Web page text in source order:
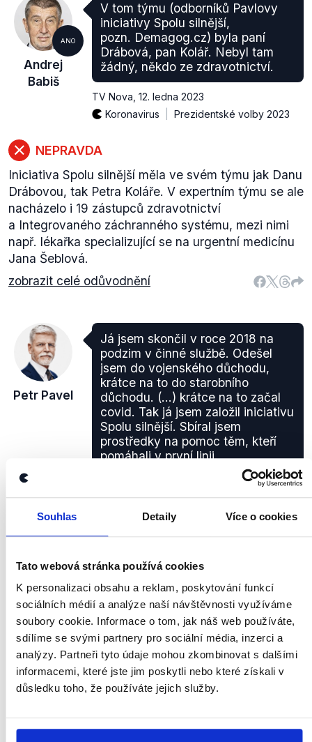
Souhlas Detaily Více o cookies
Tato webová stránka používá cookies
K personalizaci obsahu a reklam, poskytování funkcí
sociálních médií a analýze naší návštěvnosti využíváme
soubory cookie. Informace o tom, jak náš web používáte,
sdílíme se svými partnery pro sociální média, inzerci a
analýzy. Partneři tyto údaje mohou zkombinovat s dalšími
informacemi, které jste jim poskytli nebo které získali v
důsledku toho, že používáte jejich služby.
ANO
Andrej
Babiš
V tom týmu (odborníků Pavlovy
iniciativy Spolu silnější,
pozn. Demagog.cz) byla paní
Drábová, pan Kolář. Nebyl tam
žádný, někdo ze zdravotnictví.
TV Nova 12. ledna 2023
Koronavirus
Prezidentské volby 2023
NEPRAVDA
Iniciativa Spolu silnější měla ve svém týmu jak Danu
Drábovou, tak Petra Koláře. V expertním týmu se ale
nacházelo i 19 zástupců zdravotnictví
a Integrovaného záchranného systému, mezi nimi
např. lékařka specializující se na urgentní medicínu
Jana Šeblová.
zobrazit celé odůvodnění
Petr Pavel
Já jsem skončil v roce 2018 na
podzim v činné službě. Odešel
jsem do vojenského důchodu,
krátce na to do starobního
důchodu. (...) krátce na to začal
covid. Tak já jsem založil iniciativu
Spolu silnější. Sbíral jsem
prostředky na pomoc těm, kteří
pomáhali v první linii.
Koronavirus
Obrana, bezpečnost, vnitro
Petr Pavel popisuje své aktivity od roku 2018, kdy
odešel z čela Vojenského výboru NATO, fakticky
správně.
zobrazit celé odůvodnění
Vláda (v průběhu pandemie